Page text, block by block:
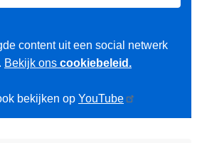
content uit een social netwerk
Bekijk ons cookiebeleid.
bekijken op YouTube